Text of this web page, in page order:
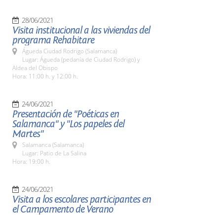
28/06/2021
Visita institucional a las viviendas del
programa Rehabitare
Águeda Ciudad Rodrigo (Salamanca)
Lugar: Águeda (pedanía de Ciudad Rodrigo) y
Aldea del Obispo
Hora: 11:00 h. y 12:00 h.
24/06/2021
Presentación de "Poéticas en
Salamanca" y "Los papeles del
Martes"
Salamanca (Salamanca)
Lugar: Patio de La Salina
Hora: 19:00 h.
24/06/2021
Visita a los escolares participantes en
el Campamento de Verano